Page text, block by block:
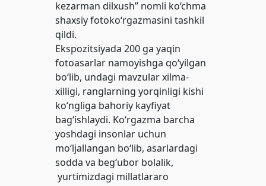
kezarman dilxush” nomli ko‘chma
shaxsiy fotoko‘rgazmasini tashkil
qildi.
Ekspozitsiyada 200 ga yaqin
fotoasarlar namoyishga qo‘yilgan
bo‘lib, undagi mavzular xilma-
xilligi, ranglarning yorqinligi kishi
ko‘ngliga bahoriy kayfiyat
bag‘ishlaydi. Ko‘rgazma barcha
yoshdagi insonlar uchun
mo‘ljallangan bo‘lib, asarlardagi
sodda va beg‘ubor bolalik,
yurtimizdagi millatlararo